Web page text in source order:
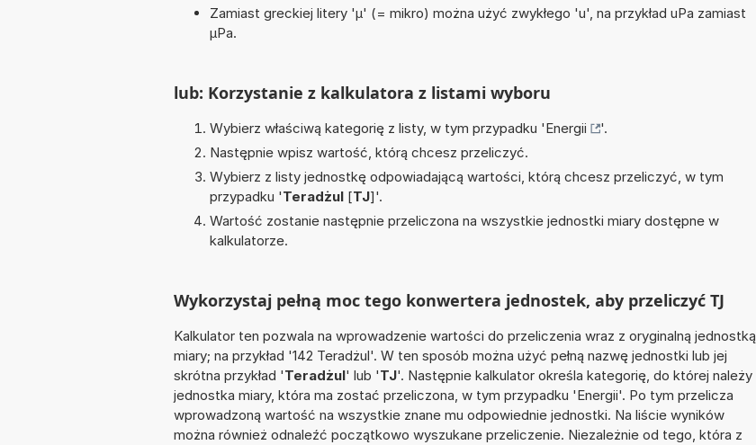
Zamiast greckiej litery 'µ' (= mikro) można użyć zwykłego 'u', na przykład uPa zamiast
µPa.
lub: Korzystanie z kalkulatora z listami wyboru
Wybierz właściwą kategorię z listy, w tym przypadku 'Energii
'.
Następnie wpisz wartość, którą chcesz przeliczyć.
Wybierz z listy jednostkę odpowiadającą wartości, którą chcesz przeliczyć, w tym
przypadku 'Teradżul [TJ]'.
Wartość zostanie następnie przeliczona na wszystkie jednostki miary dostępne w
kalkulatorze.
Wykorzystaj pełną moc tego konwertera jednostek, aby przeliczyć TJ
Kalkulator ten pozwala na wprowadzenie wartości do przeliczenia wraz z oryginalną jednostką
miary; na przykład '142 Teradżul'. W ten sposób można użyć pełną nazwę jednostki lub jej
skrótna przykład 'Teradżul' lub 'TJ'. Następnie kalkulator określa kategorię, do której należy
jednostka miary, która ma zostać przeliczona, w tym przypadku 'Energii'. Po tym przelicza
wprowadzoną wartość na wszystkie znane mu odpowiednie jednostki. Na liście wyników
można również odnaleźć początkowo wyszukane przeliczenie. Niezależnie od tego, która z